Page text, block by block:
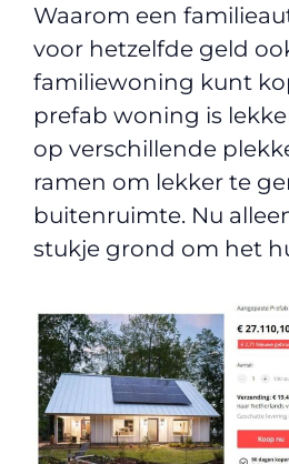
Waarom een
voor hetzelfde geld
familiewoning kunt
prefab woning is
op verschillende
ramen om lekker te
buitenruimte. Nu
stukje grond om het